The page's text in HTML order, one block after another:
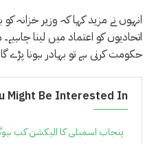
انہوں نے مزید کہا کہ وزیر خزانہ
اتحادیوں کو اعتماد میں لینا
حکومت کرنی ہے تو بہادر ہونا پڑے
Might Be Interested In
پنجاب اسمبلی کا الیکشن کب